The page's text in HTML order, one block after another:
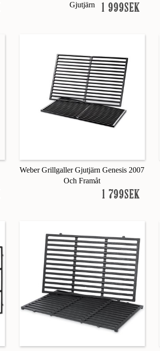
Gjutjärn
1 999SEK
Weber Grillgaller Gjutjärn Genesis 2007
Och Framåt
1 799SEK